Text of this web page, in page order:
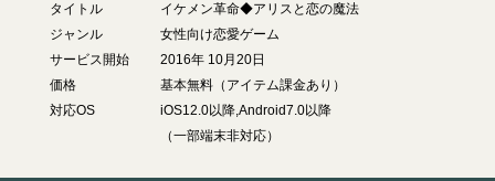
タイトル
イケメン革命◆アリスと恋の魔法
ジャンル
女性向け恋愛ゲーム
サービス開始
2016年 10月20日
価格
基本無料（アイテム課金あり）
対応OS
iOS12.0以降,Android7.0以降
（一部端末非対応）